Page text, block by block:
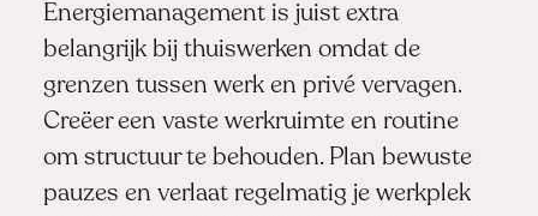
Energiemanagement is juist extra
belangrijk bij thuiswerken omdat de
grenzen tussen werk en privé vervagen.
Creëer een vaste werkruimte en routine
om structuur te behouden. Plan bewuste
pauzes en verlaat regelmatig je werkplek